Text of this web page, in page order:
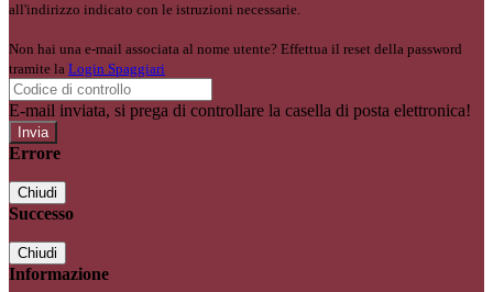
all'indirizzo indicato con le istruzioni necessarie.
Non hai una e-mail associata al nome utente? Effettua il reset della password
tramite la Login Spaggiari
E-mail inviata, si prega di controllare la casella di posta elettronica!
Errore
Chiudi
Successo
Chiudi
Informazione